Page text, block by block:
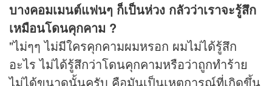
บางคอมเมนต์แฟนๆ ก็เป็นห่วง กลัวว่าเราจะรู้สึก
เหมือนโดนคุกคาม ?
"ไม่ๆๆ ไม่มีใครคุกคามผมหรอก ผมไม่ได้รู้สึก
อะไร ไม่ได้รู้สึกว่าโดนคุกคามหรือว่าถูกทำร้าย
ไม่ได้ขนาดนั้นครับ คือมันเป็นเหตุการณ์ที่เกิดขึ้น